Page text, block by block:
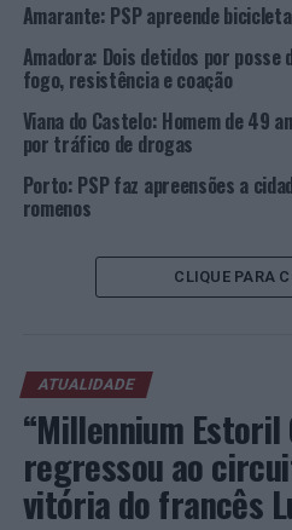
Amarante: PSP apreende
Amadora: Dois detidos por posse
fogo, resistência e coação
Viana do Castelo: Homem de 49
por tráfico de drogas
Porto: PSP faz apreensões a
romenos
CLIQUE PARA
ATUALIDADE
“Millennium Estoril
regressou ao
vitória do francês